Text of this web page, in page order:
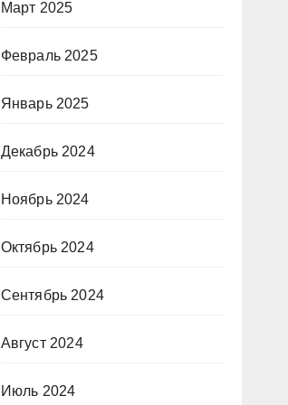
Март 2025
Февраль 2025
Январь 2025
Декабрь 2024
Ноябрь 2024
Октябрь 2024
Сентябрь 2024
Август 2024
Июль 2024